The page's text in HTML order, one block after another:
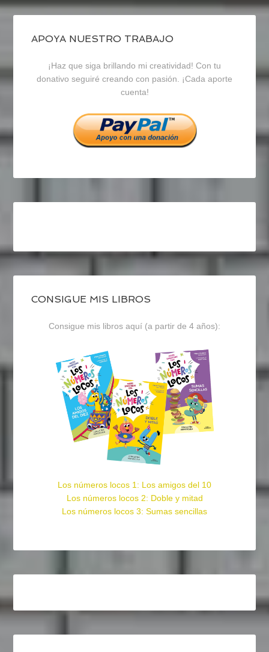
de
blogrecursosep
en
Facebook
de
recursosep
en
Twitter
de
recursosep
en
Instagram
APOYA NUESTRO TRABAJO
¡Haz que siga brillando mi creatividad! Con tu
donativo seguiré creando con pasión. ¡Cada aporte
cuenta!
CONSIGUE MIS LIBROS
Consigue mis libros aquí (a partir de 4 años):
Los números locos 1: Los amigos del 10
Los números locos 2: Doble y mitad
Los números locos 3: Sumas sencillas